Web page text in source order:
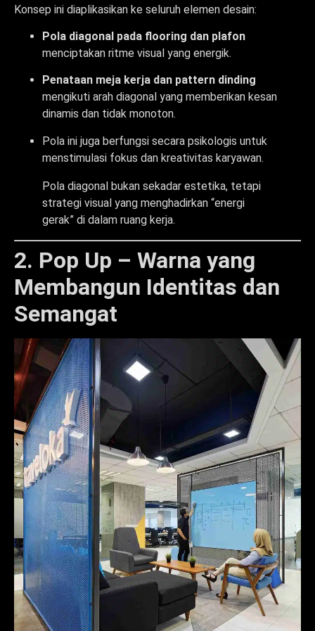
Konsep ini diaplikasikan ke seluruh elemen desain:
Pola diagonal pada flooring dan plafon
menciptakan ritme visual yang energik.
Penataan meja kerja dan pattern dinding
mengikuti arah diagonal yang memberikan kesan
dinamis dan tidak monoton.
Pola ini juga berfungsi secara psikologis untuk
menstimulasi fokus dan kreativitas karyawan.
Pola diagonal bukan sekadar estetika, tetapi
strategi visual yang menghadirkan “energi
gerak” di dalam ruang kerja.
2. Pop Up – Warna yang
Membangun Identitas dan
Semangat